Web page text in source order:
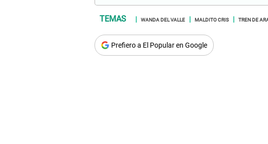
WANDA DEL VALLE MALDITO CRIS TREN DE
Prefiero a El Popular en Google